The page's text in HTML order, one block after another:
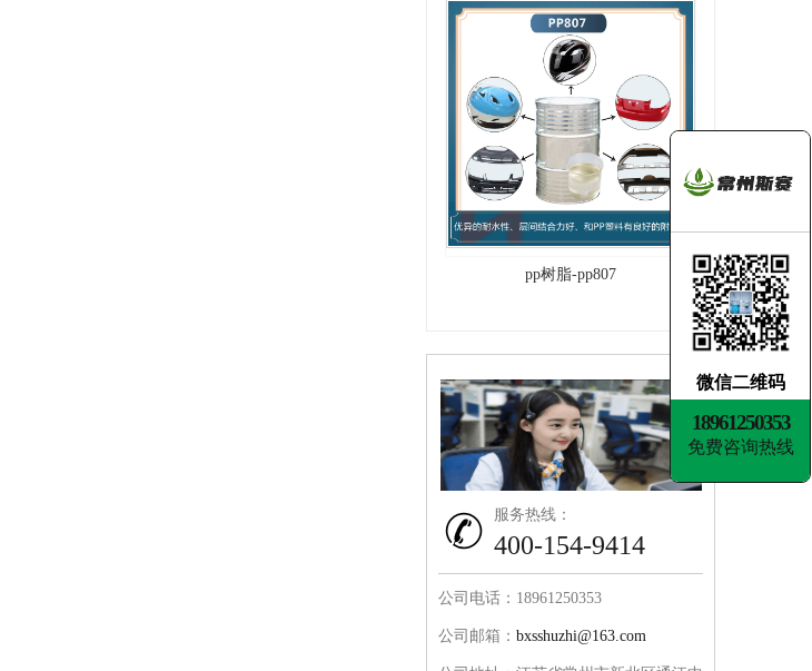
pp树脂-pp807
服务热线：
400-154-9414
公司电话：18961250353
公司邮箱： bxsshuzhi@163.com
微信二维码
18961250353
免费咨询热线